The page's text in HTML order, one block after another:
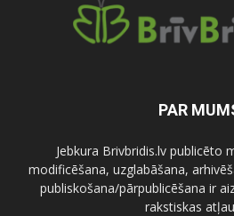
PAR
Jebkura Brivbridis.lv publicēto
modificēšana, uzglabāšana,
publiskošana/pārpublicēšana ir
rakstiskas